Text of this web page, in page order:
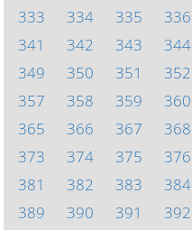
333
334 335 336
341
342 343 344
349
350 351 352
357
358 359 360
365
366 367 368
373
374 375 376
381
382 383 384
389
390 391 392